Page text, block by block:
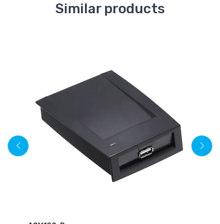
Similar products